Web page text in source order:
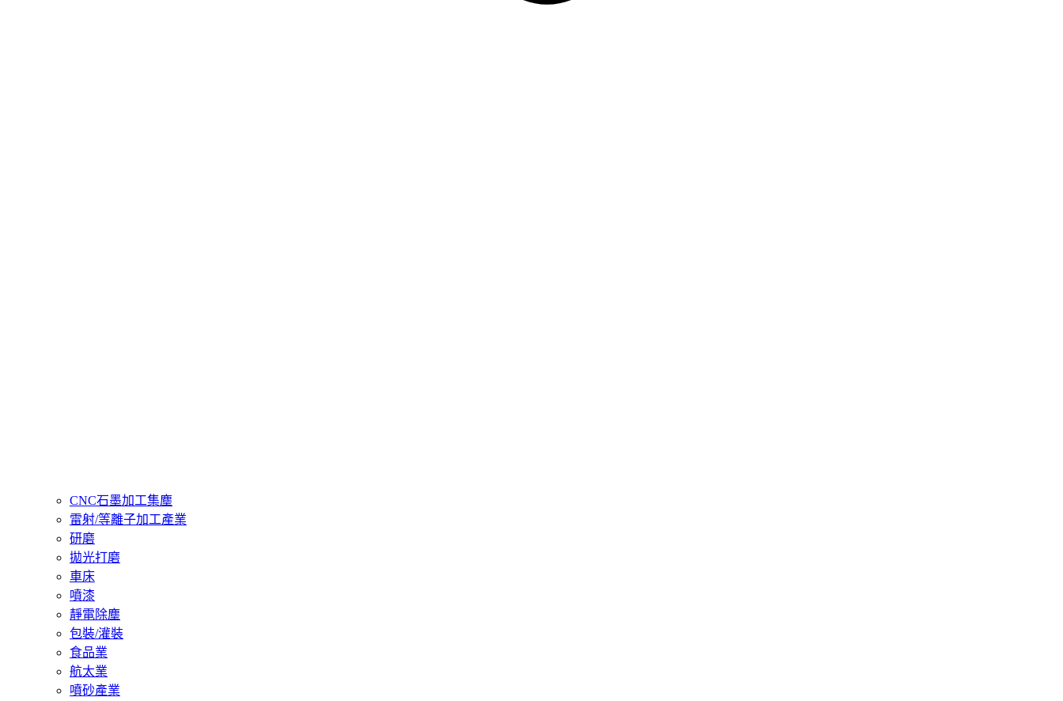
CNC石墨加工集塵
雷射/等離子加工產業
研磨
拋光打磨
車床
噴漆
靜電除塵
包裝/灌裝
食品業
航太業
噴砂產業